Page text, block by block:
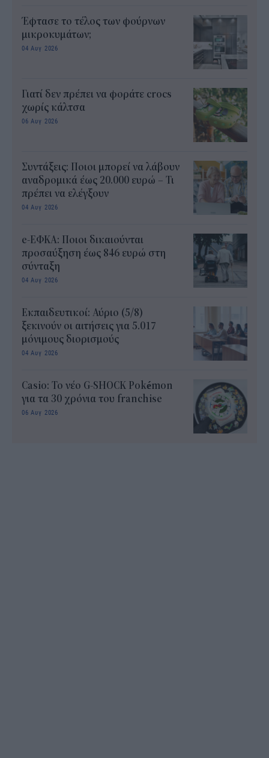
Έφτασε το τέλος των φούρνων
μικροκυμάτων;
04 Αυγ 2026
Γιατί δεν πρέπει να φοράτε crocs
χωρίς κάλτσα
06 Αυγ 2026
Συντάξεις: Ποιοι μπορεί να λάβουν
αναδρομικά έως 20.000 ευρώ – Τι
πρέπει να ελέγξουν
04 Αυγ 2026
e-ΕΦΚΑ: Ποιοι δικαιούνται
προσαύξηση έως 846 ευρώ στη
σύνταξη
04 Αυγ 2026
Εκπαιδευτικοί: Αύριο (5/8)
ξεκινούν οι αιτήσεις για 5.017
μόνιμους διορισμούς
04 Αυγ 2026
Casio: Το νέο G-SHOCK Pokémon
για τα 30 χρόνια του franchise
06 Αυγ 2026